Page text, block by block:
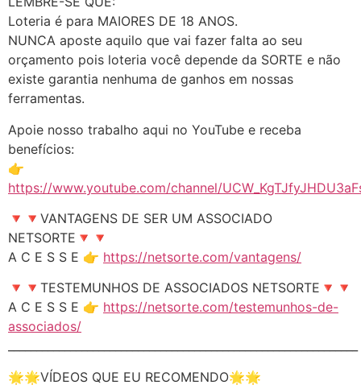
Loteria é para MAIORES DE 18 ANOS.
NUNCA aposte aquilo que vai fazer falta ao seu
orçamento pois loteria você depende da SORTE e não
existe garantia nenhuma de ganhos em nossas
ferramentas.
Apoie nosso trabalho aqui no YouTube e receba
benefícios:
👉
https://www.youtube.com/channel/
🔻🔻VANTAGENS DE SER UM ASSOCIADO
NETSORTE🔻🔻
A C E S S E 👉 https://netsorte.com/vantagens/
🔻🔻TESTEMUNHOS DE ASSOCIADOS NETSORTE🔻🔻
A C E S S E 👉 https://netsorte.com/testemunhos-de-
associados/
🌟🌟VÍDEOS QUE EU RECOMENDO🌟🌟